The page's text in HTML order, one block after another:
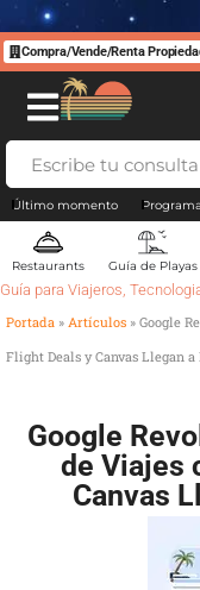
Compra/Vende/Renta
Último momento
Restaurants Guía de Playas
Guía para Viajeros,
Portada » Artículos » Google
Flight Deals y Canvas Llegan
Google
de Viajes
Canvas